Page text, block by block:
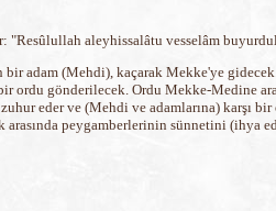
"Resûlullah aleyhissalâtu vesselâm
adam (Mehdi), kaçarak Mekke'ye
ordu gönderilecek. Ordu Mekke-Medine
eder ve (Mehdi ve adamlarına) karşı
peygamberlerinin sünnetini (ihya